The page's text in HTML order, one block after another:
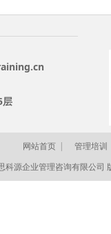
层
网站首页
管理培训
科源企业管理咨询有限公